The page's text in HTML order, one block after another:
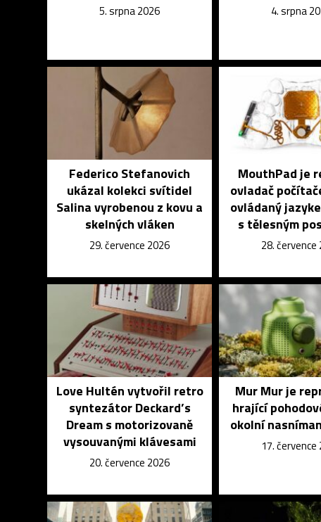
5. srpna 2026 4. srpna
Federico Stefanovich
ukázal kolekci svítidel
Salina vyrobenou z kovu a
skelných vláken
29. července 2026
MouthPad je
ovladač
ovládaný
s tělesným
28. července
Love Hultén vytvořil retro
syntezátor Deckard’s
Dream s motorizovaně
vysouvanými klávesami
20. července 2026
Mur Mur je
hrající
okolní
17. července